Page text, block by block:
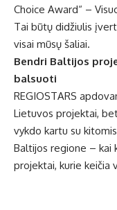
Choice Award“ –
Tai būtų didžiulis
visai mūsų šaliai.
Bendri Baltijos
balsuoti
REGIOSTARS
Lietuvos projektai,
vykdo kartu su
Baltijos regione – kai
projektai, kurie keičia